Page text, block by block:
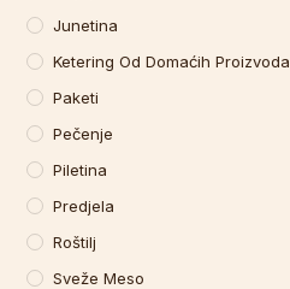
Junetina
Ketering Od Domaćih Proizvoda
Paketi
Pečenje
Piletina
Predjela
Roštilj
Sveže Meso